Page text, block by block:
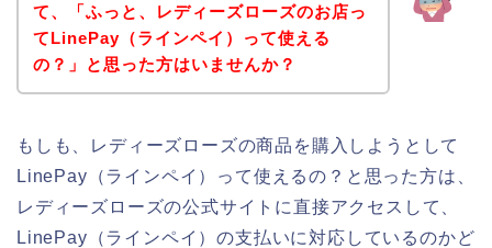
て、「ふっと、レディーズローズのお店っ
てLinePay（ラインペイ）って使える
の？」と思った方はいませんか？
もしも、レディーズローズの商品を購入しようとして
LinePay（ラインペイ）って使えるの？と思った方は、
レディーズローズの公式サイトに直接アクセスして、
LinePay（ラインペイ）の支払いに対応しているのかど